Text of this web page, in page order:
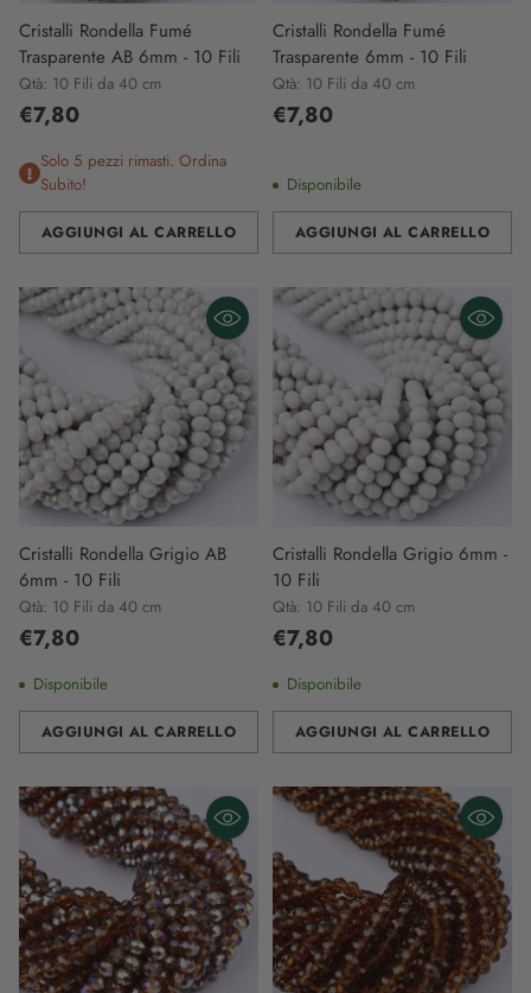
Cristalli Rondella Fumé
Trasparente AB 6mm - 10 Fili
Qtà: 10 Fili da 40 cm
€7,80
Solo 5 pezzi rimasti. Ordina
Subito!
AGGIUNGI AL CARRELLO
Quantità
Cristalli Rondella Fumé
Trasparente 6mm - 10 Fili
Qtà: 10 Fili da 40 cm
€7,80
Disponibile
AGGIUNGI AL CARRELLO
Quantità
Cristalli Rondella Grigio AB
6mm - 10 Fili
Qtà: 10 Fili da 40 cm
€7,80
Disponibile
AGGIUNGI AL CARRELLO
Quantità
Cristalli Rondella Grigio 6mm -
10 Fili
Qtà: 10 Fili da 40 cm
€7,80
Disponibile
AGGIUNGI AL CARRELLO
Quantità